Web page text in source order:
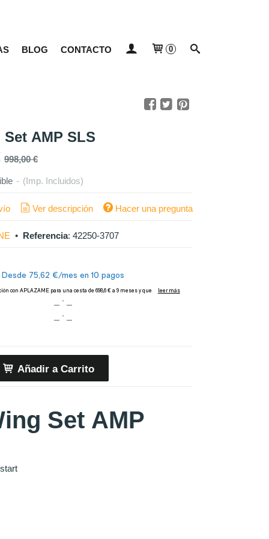
BLOG CONTACTO 0
AMP SLS
998,00 €
- (Imp. Incluidos)
Ver descripción Hacer una pregunta
• Referencia: 42250-3707
Añadir a Carrito
Set AMP